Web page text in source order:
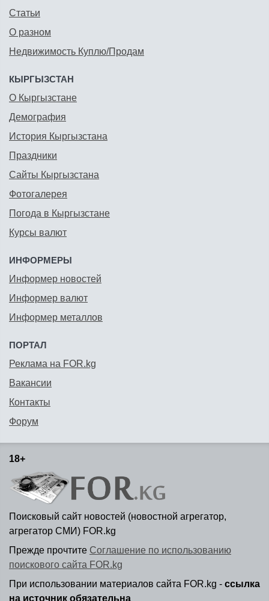
Статьи
О разном
Недвижимость Куплю/Продам
КЫРГЫЗСТАН
О Кыргызстане
Демография
История Кыргызстана
Праздники
Сайты Кыргызстана
Фотогалерея
Погода в Кыргызстане
Курсы валют
ИНФОРМЕРЫ
Информер новостей
Информер валют
Информер металлов
ПОРТАЛ
Реклама на FOR.kg
Вакансии
Контакты
Форум
18+
Поисковый сайт новостей (новостной агрегатор,
агрегатор СМИ) FOR.kg
Прежде прочтите Соглашение по использованию
поискового сайта FOR.kg
При использовании материалов сайта FOR.kg - ссылка
на источник обязательна